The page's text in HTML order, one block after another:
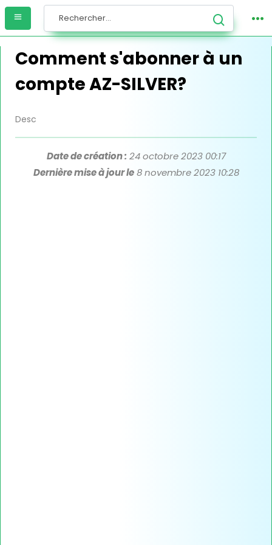
Comment s'abonner à un
compte AZ-SILVER?
Desc
Date de création : 24 octobre 2023 00:17
Dernière mise à jour le8 novembre 2023 10:28